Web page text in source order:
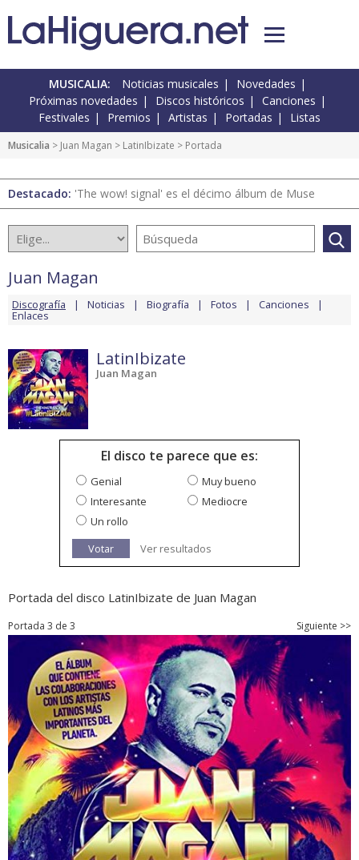
MUSICALIA: Noticias musicales
Novedades
Próximas novedades
Discos históricos
Canciones
Festivales
Premios Artistas Portadas Listas
Musicalia > Juan Magan > LatinIbizate > Portada
Destacado: 'The wow! signal' es el décimo álbum de Muse
Juan Magan
Discografía Noticias Biografía Fotos Canciones
Enlaces
LatinIbizate
Juan Magan
El disco te parece que es:
Genial
Muy bueno
Interesante
Mediocre
Un rollo
Votar
Ver resultados
Portada del disco LatinIbizate de Juan Magan
Portada 3 de 3 Siguiente >>